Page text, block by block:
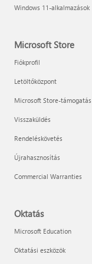
Windows 11-alkalmazások
Microsoft Store
Fiókprofil
Letöltőközpont
Microsoft Store-támogatás
Visszaküldés
Rendeléskövetés
Újrahasznosítás
Commercial Warranties
Oktatás
Microsoft Education
Oktatási eszközök